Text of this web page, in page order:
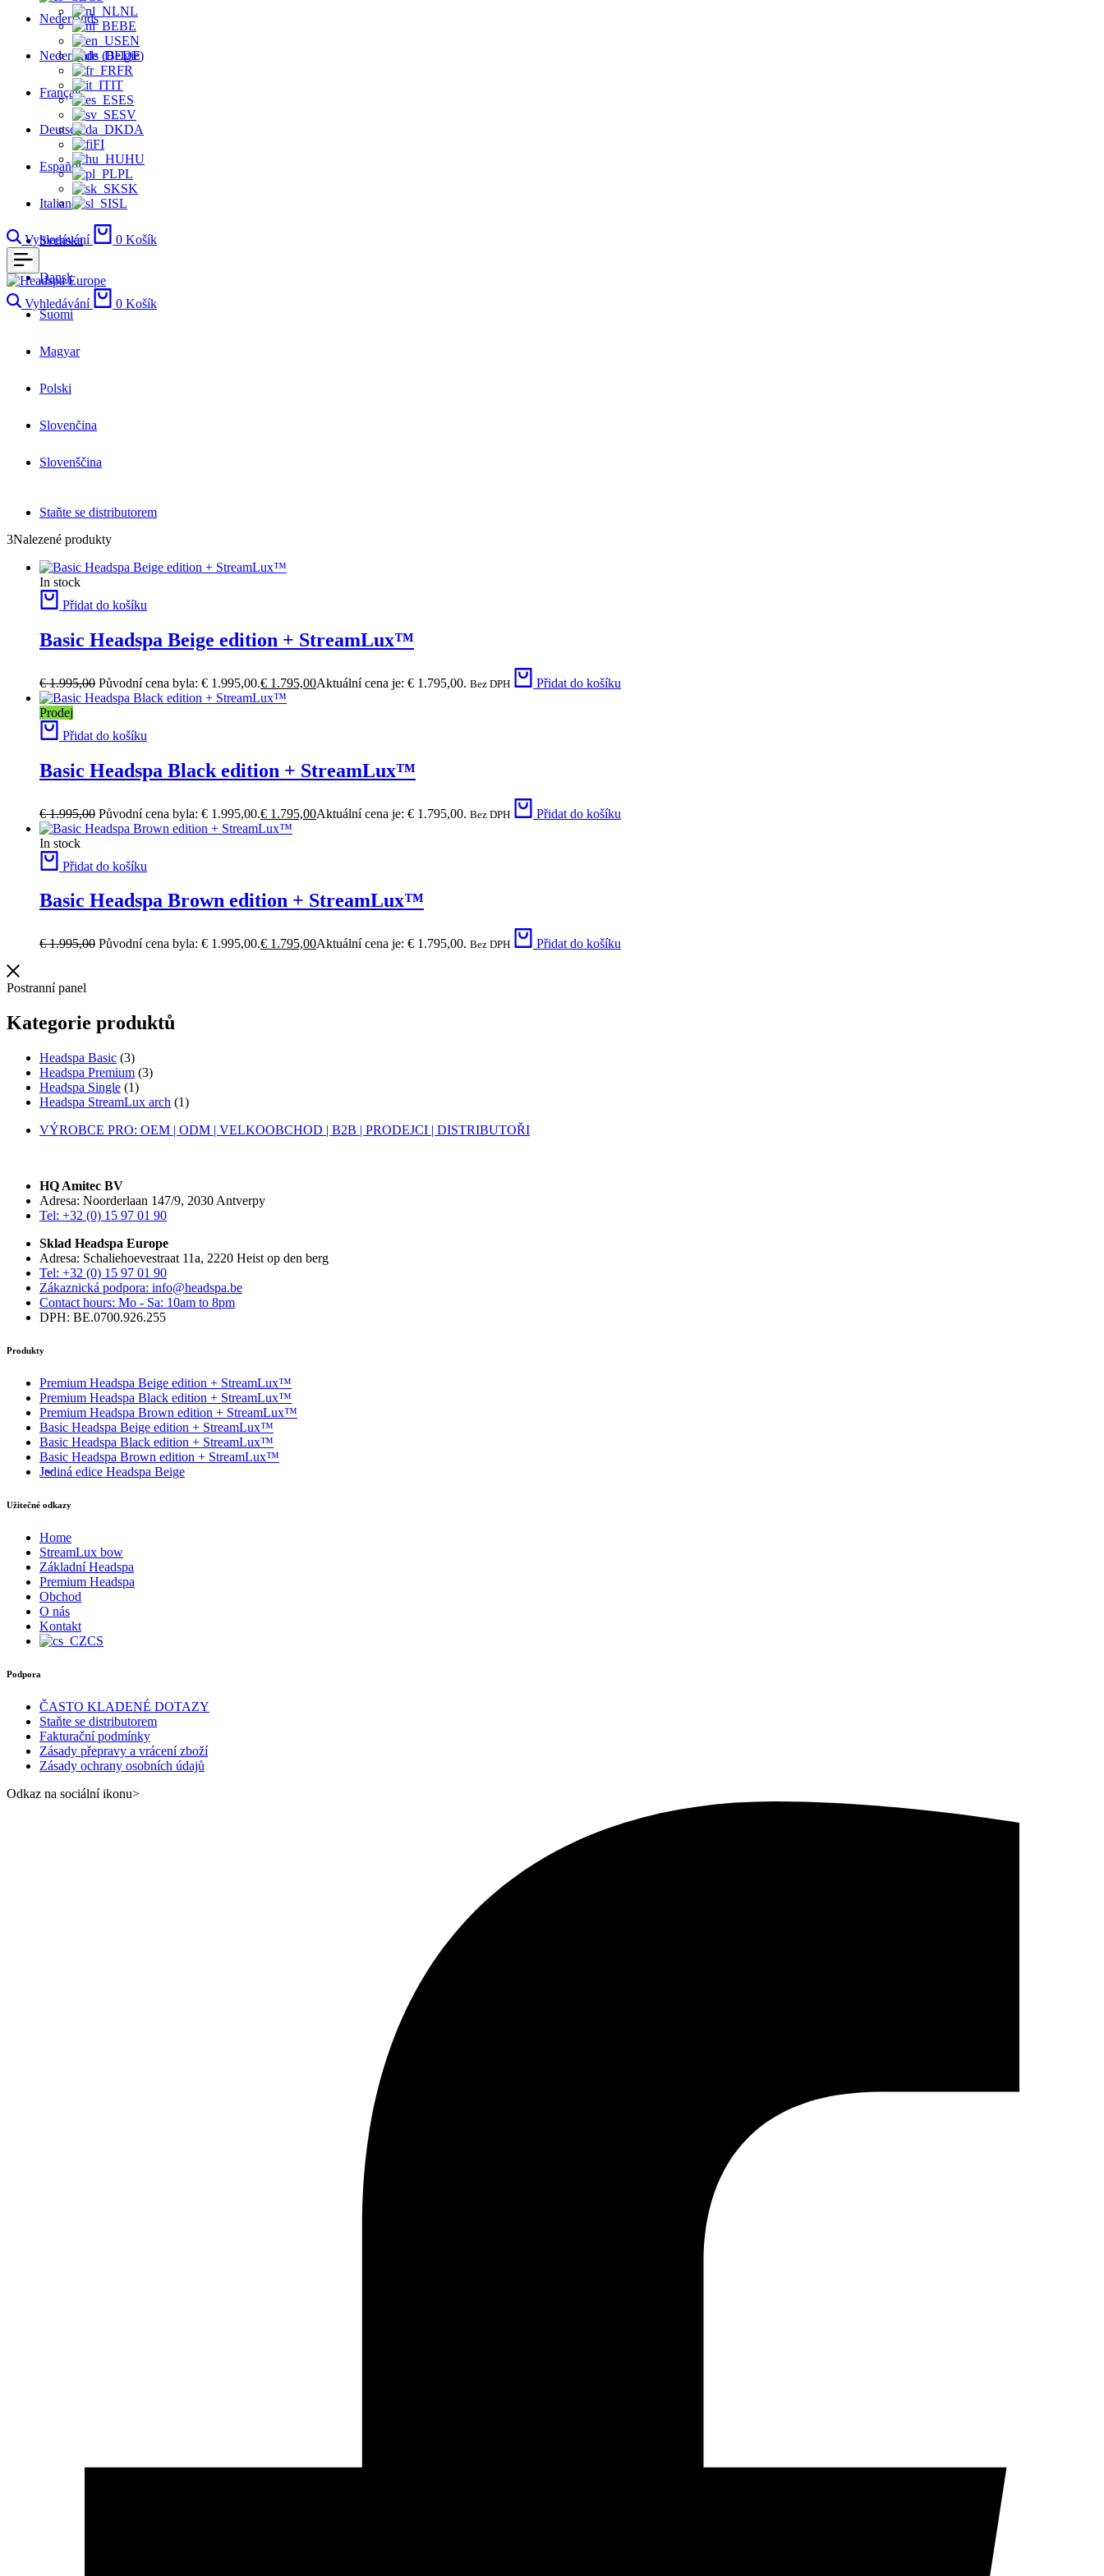
Nederlands
Nederlands (België)
Français
Deutsch
Español
Italiano
Svenska
Dansk
Suomi
Magyar
Polski
Slovenčina
Slovenščina
Staňte se distributorem
NL
BE
EN
DE
FR
IT
ES
SV
DA
FI
HU
PL
SK
SL
Vyhledávání 0 Košík
Vyhledávání 0 Košík
3Nalezené produkty
In stock
Přidat do košíku
Basic Headspa Beige edition + StreamLux™
€1.995,00 Původní cena byla: € 1.995,00.€ 1.795,00Aktuální cena je: € 1.795,00. Bez DPH Přidat do košíku
Prodej
Přidat do košíku
Basic Headspa Black edition + StreamLux™
€1.995,00 Původní cena byla: € 1.995,00.€ 1.795,00Aktuální cena je: € 1.795,00. Bez DPH Přidat do košíku
In stock
Přidat do košíku
Basic Headspa Brown edition + StreamLux™
€1.995,00 Původní cena byla: € 1.995,00.€ 1.795,00Aktuální cena je: € 1.795,00. Bez DPH Přidat do košíku
Postranní panel
Kategorie produktů
Headspa Basic (3)
Headspa Premium (3)
Headspa Single (1)
Headspa StreamLux arch (1)
VÝROBCE PRO: OEM | ODM | VELKOOBCHOD | B2B | PRODEJCI | DISTRIBUTOŘI
HQ Amitec BV
Adresa: Noorderlaan 147/9, 2030 Antverpy
Tel: +32 (0) 15 97 01 90
Sklad Headspa Europe
Adresa: Schaliehoevestraat 11a, 2220 Heist op den berg
Tel: +32 (0) 15 97 01 90
Zákaznická podpora: info@headspa.be
Contact hours: Mo - Sa: 10am to 8pm
DPH: BE.0700.926.255
Produkty
Premium Headspa Beige edition + StreamLux™
Premium Headspa Black edition + StreamLux™
Premium Headspa Brown edition + StreamLux™
Basic Headspa Beige edition + StreamLux™
Basic Headspa Black edition + StreamLux™
Basic Headspa Brown edition + StreamLux™
Jediná edice Headspa Beige
Užitečné odkazy
Home
StreamLux bow
Základní Headspa
Premium Headspa
Obchod
O nás
Kontakt
CS
Podpora
ČASTO KLADENÉ DOTAZY
Staňte se distributorem
Fakturační podmínky
Zásady přepravy a vrácení zboží
Zásady ochrany osobních údajů
Odkaz na sociální ikonu>